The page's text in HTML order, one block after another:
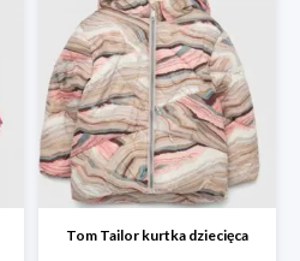
Tom Tailor kurtka dziecięca